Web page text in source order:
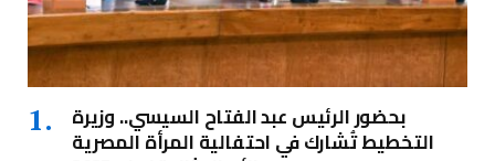
بحضور الرئيس عبد الفتاح السيسي.. وزيرة
التخطيط تُشارك في احتفالية المرأة المصرية